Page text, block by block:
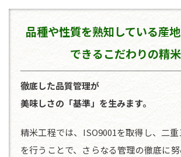
品種や性質を熟知している産
できるこだわりの精米
徹底した品質管理が
美味しさの「基準」を生みます。
精米工程では、ISO9001を取得し、二
を行うことで、さらなる管理の徹底に